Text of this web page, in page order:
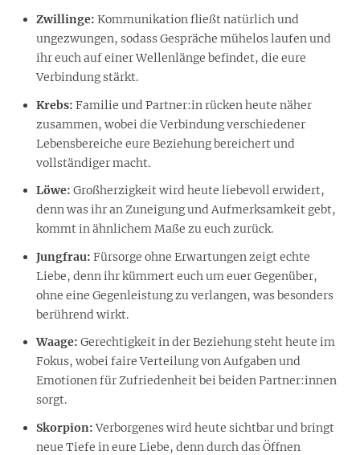
Zwillinge: Kommunikation fließt natürlich und
ungezwungen, sodass Gespräche mühelos laufen und
ihr euch auf einer Wellenlänge befindet, die eure
Verbindung stärkt.
Krebs: Familie und Partner:in rücken heute näher
zusammen, wobei die Verbindung verschiedener
Lebensbereiche eure Beziehung bereichert und
vollständiger macht.
Löwe: Großherzigkeit wird heute liebevoll erwidert,
denn was ihr an Zuneigung und Aufmerksamkeit gebt,
kommt in ähnlichem Maße zu euch zurück.
Jungfrau: Fürsorge ohne Erwartungen zeigt echte
Liebe, denn ihr kümmert euch um euer Gegenüber,
ohne eine Gegenleistung zu verlangen, was besonders
berührend wirkt.
Waage: Gerechtigkeit in der Beziehung steht heute im
Fokus, wobei faire Verteilung von Aufgaben und
Emotionen für Zufriedenheit bei beiden Partner:innen
sorgt.
Skorpion:Verborgenes wird heute sichtbar und bringt
neue Tiefe in eure Liebe, denn durch das Öffnen